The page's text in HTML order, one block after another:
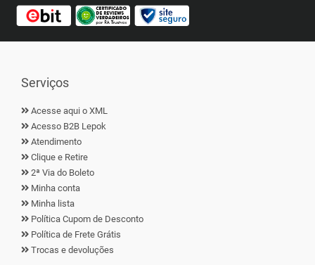
Serviços
Acesse aqui o XML
Acesso B2B Lepok
Atendimento
Clique e Retire
2ª Via do Boleto
Minha conta
Minha lista
Política Cupom de Desconto
Política de Frete Grátis
Trocas e devoluções